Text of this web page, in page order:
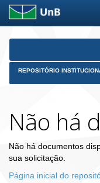
Skip
REPOSITÓRIO
Não há
Não há documentos
sua solicitação.
Página inicial do